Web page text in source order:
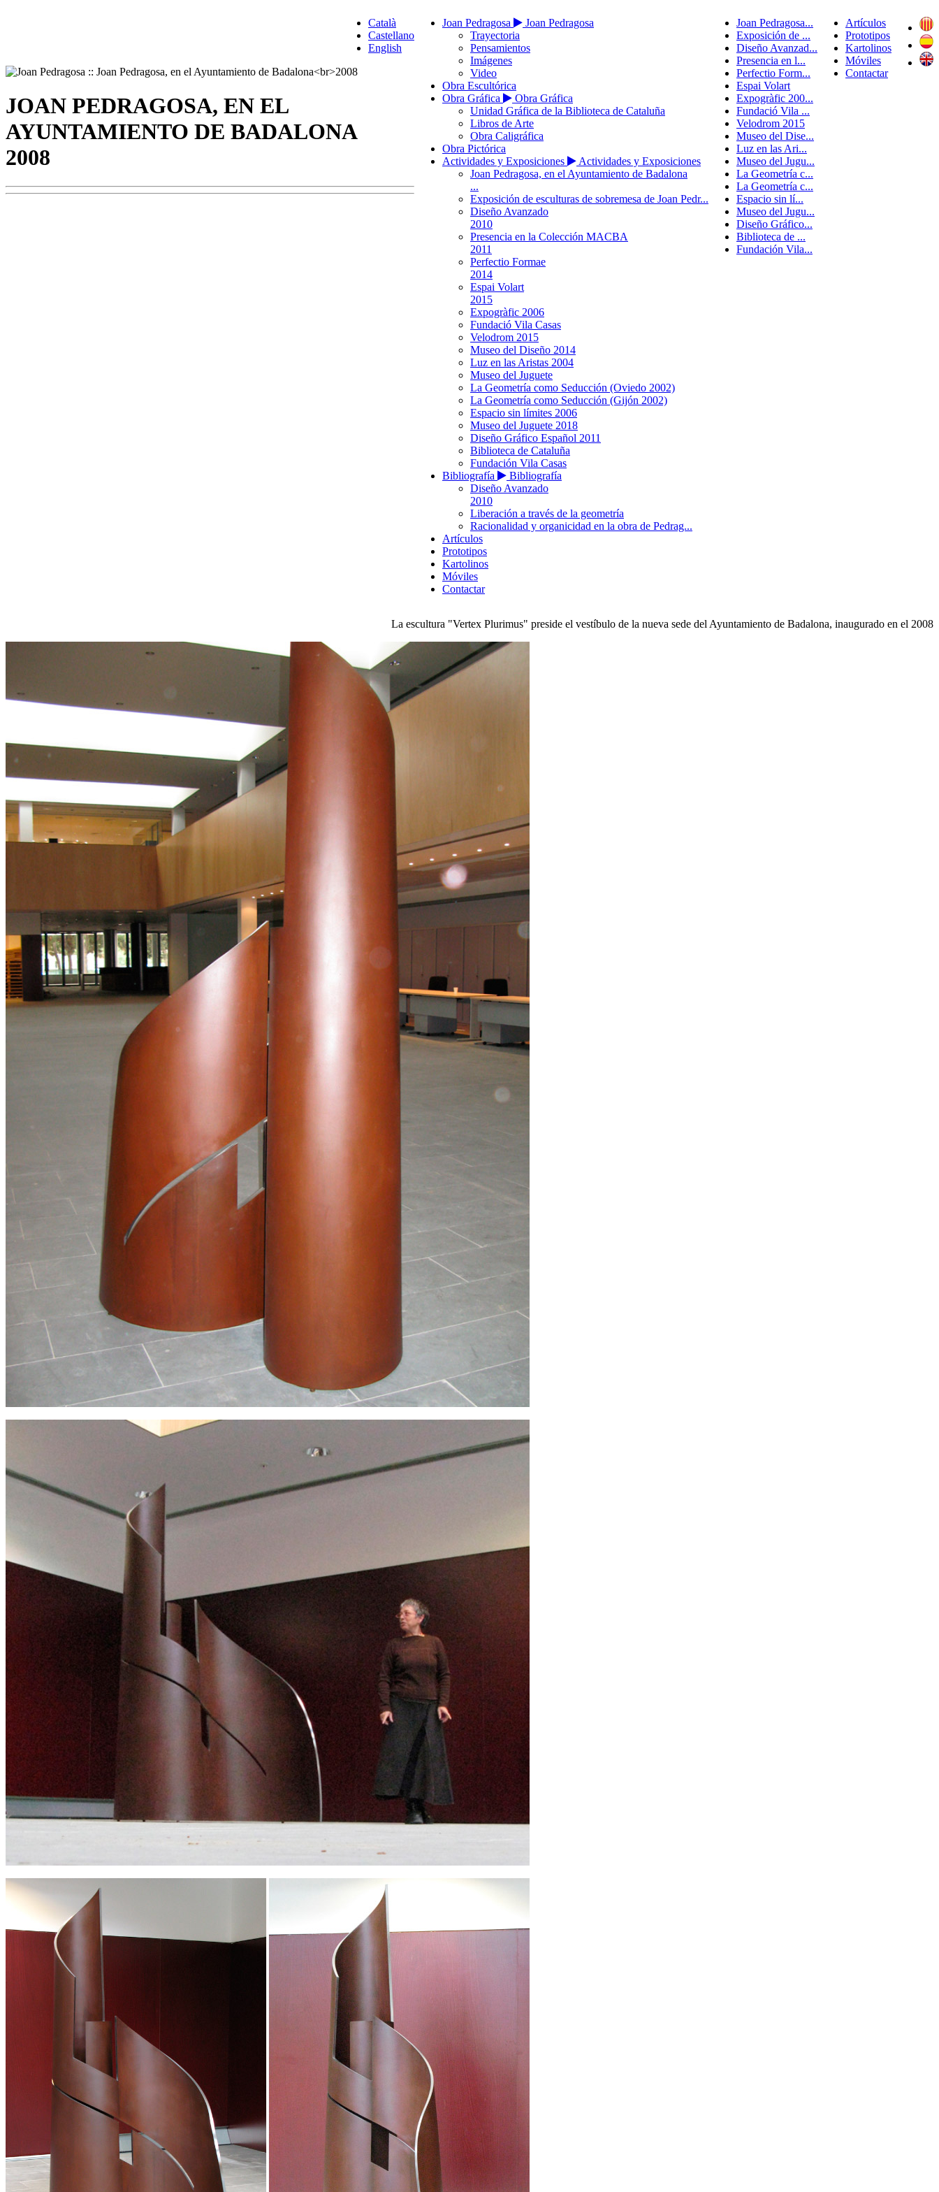
Artículos
Prototipos
Kartolinos
Móviles
Contactar
Joan Pedragosa...
Exposición de ...
Diseño Avanzad...
Presencia en l...
Perfectio Form...
Espai Volart
Expogràfic 200...
Fundació Vila ...
Velodrom 2015
Museo del Dise...
Luz en las Ari...
Museo del Jugu...
La Geometría c...
La Geometría c...
Espacio sin lí...
Museo del Jugu...
Diseño Gráfico...
Biblioteca de ...
Fundación Vila...
Joan Pedragosa
Joan Pedragosa
Trayectoria
Pensamientos
Imágenes
Video
Obra Escultórica
Obra Gráfica
Obra Gráfica
Unidad Gráfica de la Biblioteca de Cataluña
Libros de Arte
Obra Caligráfica
Obra Pictórica
Actividades y Exposiciones
Actividades y Exposiciones
Joan Pedragosa, en el Ayuntamiento de Badalona
...
Exposición de esculturas de sobremesa de Joan Pedr...
Diseño Avanzado
2010
Presencia en la Colección MACBA
2011
Perfectio Formae
2014
Espai Volart
2015
Expogràfic 2006
Fundació Vila Casas
Velodrom 2015
Museo del Diseño 2014
Luz en las Aristas 2004
Museo del Juguete
La Geometría como Seducción (Oviedo 2002)
La Geometría como Seducción (Gijón 2002)
Espacio sin límites 2006
Museo del Juguete 2018
Diseño Gráfico Español 2011
Biblioteca de Cataluña
Fundación Vila Casas
Bibliografía
Bibliografía
Diseño Avanzado
2010
Liberación a través de la geometría
Racionalidad y organicidad en la obra de Pedrag...
Artículos
Prototipos
Kartolinos
Móviles
Contactar
Català
Castellano
English
JOAN PEDRAGOSA, EN EL
AYUNTAMIENTO DE BADALONA
2008
La escultura "Vertex Plurimus" preside el vestíbulo de la nueva sede del Ayuntamiento de Badalona, inaugurado en el 2008